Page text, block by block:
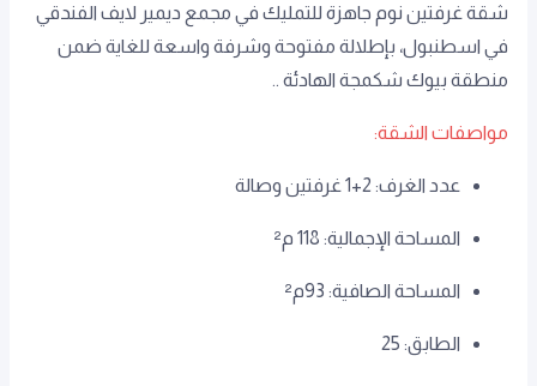
شقة غرفتين نوم جاهزة للتمليك في مجمع ديمير لايف الفندقي
في اسطنبول، بإطلالة مفتوحة وشرفة واسعة للغاية ضمن
منطقة بيوك شكمجة الهادئة ..
مواصفات الشقة:
عدد الغرف: 2+1 غرفتين وصالة
المساحة الإجمالية: 118 م²
المساحة الصافية: 93م²
الطابق: 25